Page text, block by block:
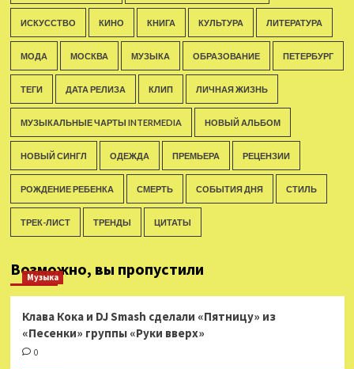
ИСКУССТВО КИНО КНИГА КУЛЬТУРА ЛИТЕРАТУРА
МОДА МОСКВА МУЗЫКА ОБРАЗОВАНИЕ ПЕТЕРБУРГ
ТЕГИ ДАТА РЕЛИЗА КЛИП ЛИЧНАЯ ЖИЗНЬ
МУЗЫКАЛЬНЫЕ ЧАРТЫ INTERMEDIA НОВЫЙ АЛЬБОМ
НОВЫЙ СИНГЛ ОДЕЖДА ПРЕМЬЕРА РЕЦЕНЗИИ
РОЖДЕНИЕ РЕБЕНКА СМЕРТЬ СОБЫТИЯ ДНЯ СТИЛЬ
ТРЕК-ЛИСТ ТРЕНДЫ ЦИТАТЫ
Возможно, вы пропустили
Музыка
Клава Кока и DJ Smash сделали «Пятницу» из
«Песенки» группы «Руки вверх»
0